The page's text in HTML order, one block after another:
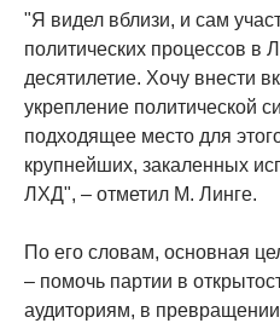
"Я видел вблизи, и сам
политических процессов в
десятилетие. Хочу внести
укрепление политической
подходящее место для
крупнейших, закаленных
ЛХД", – отметил М. Линге.
По его словам, основная
– помочь партии в
аудиториям, в